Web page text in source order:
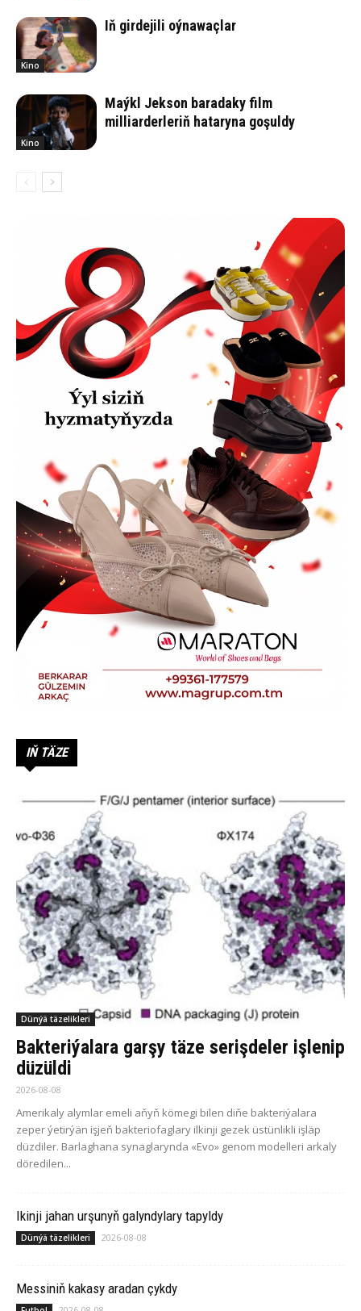
Kino
Iň girdejili oýnawaçlar
Kino
Maýkl Jekson baradaky film
milliarderleriň hataryna goşuldy
IŇ TÄZE
Dünýä täzelikleri
Bakteriýalara garşy täze serişdeler işlenip
düzüldi
2026-08-08
Amerikaly alymlar emeli aňyň kömegi bilen diňe bakteriýalara
zeper ýetirýän işjeň bakteriofaglary ilkinji gezek üstünlikli işläp
düzdiler. Barlaghana synaglarynda «Evo» genom modelleri arkaly
döredilen...
Ikinji jahan urşunyň galyndylary tapyldy
Dünýä täzelikleri 2026-08-08
Messiniň kakasy aradan çykdy